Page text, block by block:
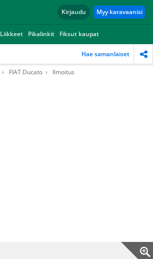
Kirjaudu Myy karavaanisi
Liikkeet Pikalinkit Fiksut kaupat
Hae samanlaiset
FIAT Ducato Ilmoitus